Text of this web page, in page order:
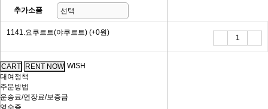
추가소품
1141.요쿠르트(야쿠르트) (+0원)
WISH
대여정책
주문방법
운송료/연장료/보증금
영수증